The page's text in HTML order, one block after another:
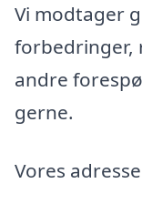
Vi modtager
forbedringer,
andre
gerne.
Vores